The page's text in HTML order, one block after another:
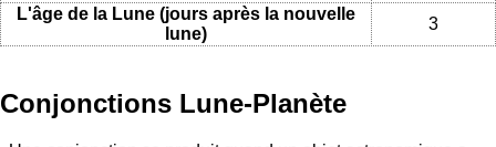
L'âge de la Lune (jours après la nouvelle
lune)
3
Conjonctions Lune-Planète